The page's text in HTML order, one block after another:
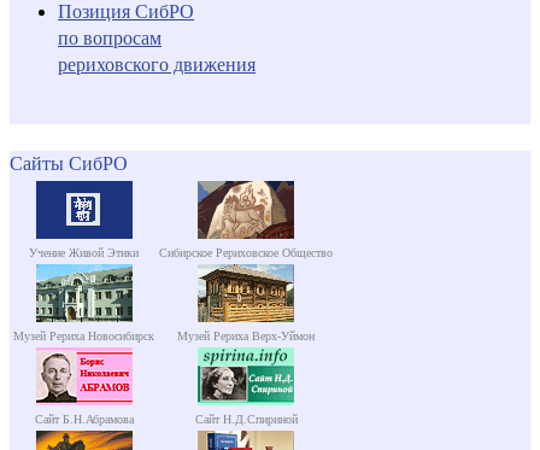
Позиция СибРО
по вопросам
рериховского движения
Сайты СибРО
Учение Живой Этики Сибирское Рериховское Общество
Музей Рериха Новосибирск Музей Рериха Верх-Уймон
Сайт Б.Н.Абрамова Сайт Н.Д.Спириной